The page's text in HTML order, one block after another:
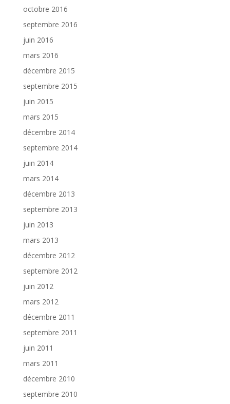
octobre 2016
septembre 2016
juin 2016
mars 2016
décembre 2015
septembre 2015
juin 2015
mars 2015
décembre 2014
septembre 2014
juin 2014
mars 2014
décembre 2013
septembre 2013
juin 2013
mars 2013
décembre 2012
septembre 2012
juin 2012
mars 2012
décembre 2011
septembre 2011
juin 2011
mars 2011
décembre 2010
septembre 2010